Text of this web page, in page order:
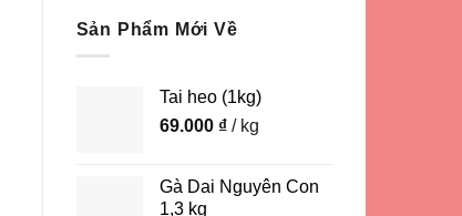
Sản Phẩm Mới Về
Tai heo (1kg)
69.000 ₫/ kg
Gà Dai Nguyên Con
1,3 kg